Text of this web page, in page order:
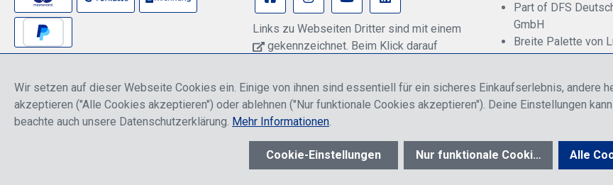
Links zu Webseiten Dritter sind mit einem
gekennzeichnet. Beim Klick darauf
Anbieter übermittelt werden. Weitere
Informationen dazu gibt es in unserer
Datenschutzerklärung.
Part of DFS
GmbH
Breite Palette von
* Alle Preise sind einschließlich der Rabatte, die je nach Login, entweder für Endkunden oder Händler gelten und inklusive
© 2026 R. Eisenschmidt GmbH
Wir setzen auf dieser Webseite Cookies ein. Einige von ihnen sind essentiell für ein sicheres Einkaufserlebnis, andere
akzeptieren ("Alle Cookies akzeptieren") oder ablehnen ("Nur funktionale Cookies akzeptieren"). Deine Einstellungen
beachte auch unsere Datenschutzerklärung. Mehr Informationen.
Cookie-Einstellungen Nur funktionale Cookies Alle